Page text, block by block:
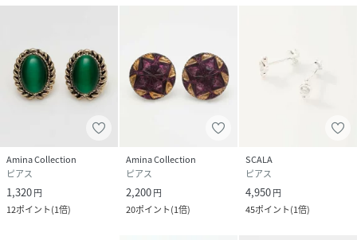
Amina Collection
ピアス
1,320円
12ポイント(1倍)
Amina Collection
ピアス
2,200円
20ポイント(1倍)
SCALA
ピアス
4,950円
45ポイント(1倍)